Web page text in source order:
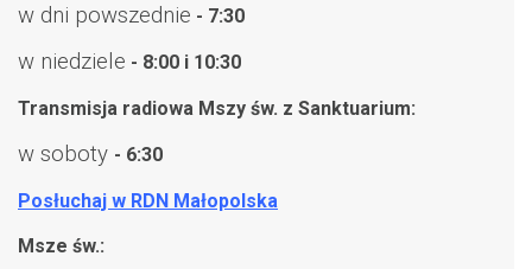
w dni powszednie - 7:30
w niedziele - 8:00 i 10:30
Transmisja radiowa Mszy św. z Sanktuarium:
w soboty - 6:30
Posłuchaj w RDN Małopolska
Msze św.: